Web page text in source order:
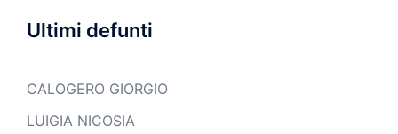
Ultimi defunti
CALOGERO GIORGIO
LUIGIA NICOSIA